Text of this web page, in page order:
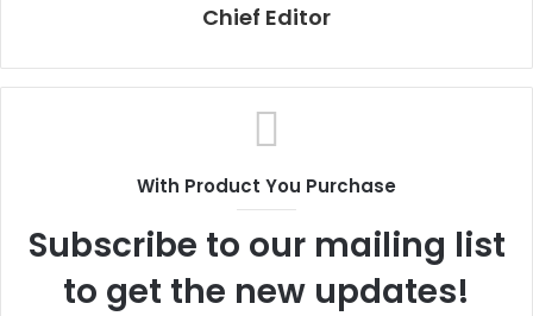
Chief Editor
With Product You Purchase
Subscribe to our mailing list
to get the new updates!